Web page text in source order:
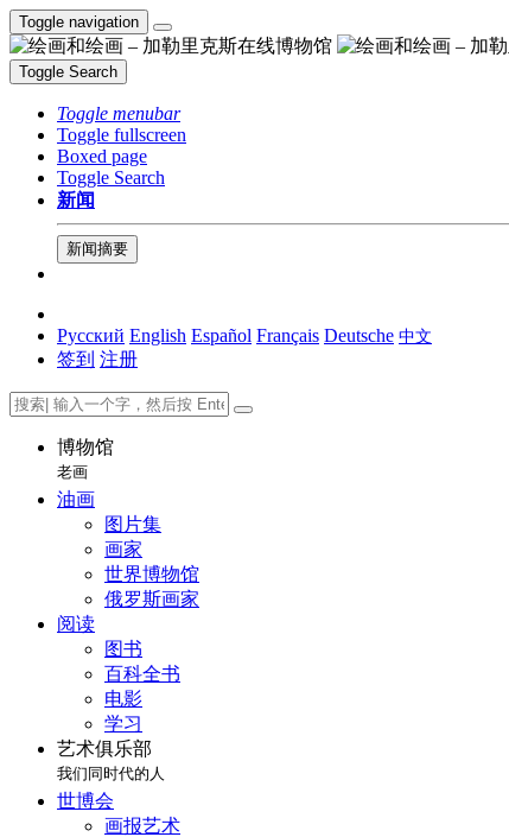
Toggle navigation
Toggle Search
Toggle menubar
Toggle fullscreen
Boxed page
Toggle Search
新闻
新闻摘要
Русский English Español Français Deutsche 中文
签到 注册
博物馆
老画
油画
图片集
画家
世界博物馆
俄罗斯画家
阅读
图书
百科全书
电影
学习
艺术俱乐部
我们同时代的人
世博会
画报艺术